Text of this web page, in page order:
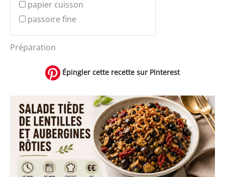
papier cuisson
passoire fine
Préparation
Épingler cette recette sur Pinterest